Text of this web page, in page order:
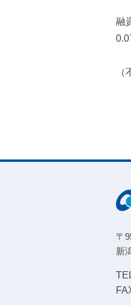
融
〒
新